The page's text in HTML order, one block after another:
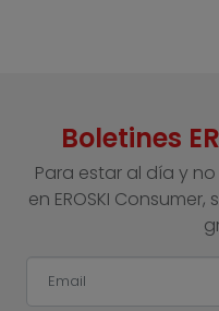
Boletines
Para estar al día y
en EROSKI